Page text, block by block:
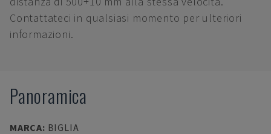
Contattateci in qualsiasi momento per ulteriori
informazioni.
Panoramica
MARCA: BIGLIA